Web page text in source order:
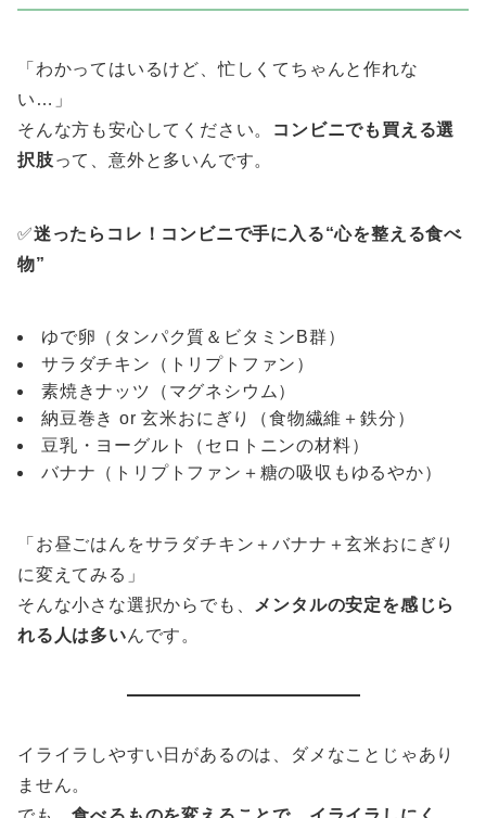
「わかってはいるけど、忙しくてちゃんと作れな
い…」
そんな方も安心してください。
コンビニでも買える選
択肢って、意外と多いんです。
✅迷ったらコレ！コンビニで手に入る“心を整える食べ
物”
ゆで卵（タンパク質＆ビタミンB群）
サラダチキン（トリプトファン）
素焼きナッツ（マグネシウム）
納豆巻き or 玄米おにぎり（食物繊維＋鉄分）
豆乳・ヨーグルト（セロトニンの材料）
バナナ（トリプトファン＋糖の吸収もゆるやか）
「お昼ごはんをサラダチキン＋バナナ＋玄米おにぎり
に変えてみる」
そんな小さな選択からでも、
メンタルの安定を感じら
れる人は多いんです。
イライラしやすい日があるのは、ダメなことじゃあり
ません。